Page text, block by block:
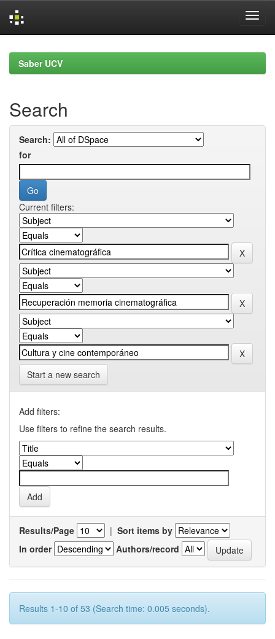
navigationSaber UCV
Search
Search:
for
Current filters:
Start a new search
Add filters:
Use filters to refine the search results.
Results/Page | Sort items by
In order
Authors/record
Results 1-10 of 53 (Search time: 0.005 seconds).